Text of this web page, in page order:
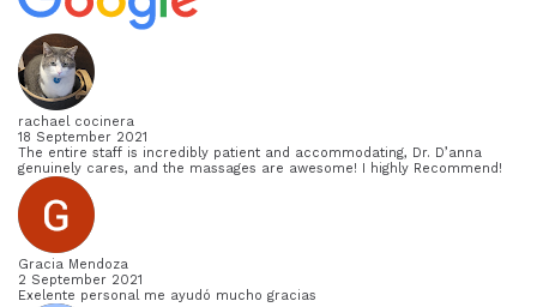
rachael cocinera
18 September 2021
The entire staff is incredibly patient and accommodating, Dr. D’anna
genuinely cares, and the massages are awesome! I highly Recommend!
Gracia Mendoza
2 September 2021
Exelente personal me ayudó mucho gracias